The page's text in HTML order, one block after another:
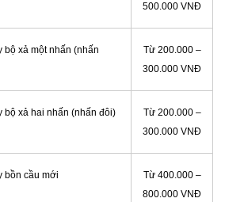
500.000 VNĐ
bộ xả một nhấn (nhấn
Từ 200.000 –
300.000 VNĐ
bộ xả hai nhấn (nhấn đôi)
Từ 200.000 –
300.000 VNĐ
bồn cầu mới
Từ 400.000 –
800.000 VNĐ